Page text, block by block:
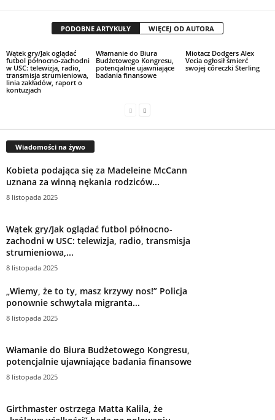
PODOBNE ARTYKUŁY WIĘCEJ OD AUTORA
Wątek gry/Jak oglądać
futbol północno-zachodni
w USC: telewizja, radio,
transmisja strumieniowa,
linia zakładów, raport o
kontuzjach
Włamanie do Biura
Budżetowego Kongresu,
potencjalnie ujawniające
badania finansowe
Miotacz Dodgers Alex
Vecia ogłosił śmierć
swojej córeczki Sterling
Wiadomości na żywo
Kobieta podająca się za Madeleine McCann
uznana za winną nękania rodziców...
8 listopada 2025
Wątek gry/Jak oglądać futbol północno-
zachodni w USC: telewizja, radio, transmisja
strumieniowa,...
8 listopada 2025
„Wiemy, że to ty, masz krzywy nos!” Policja
ponownie schwytała migranta...
8 listopada 2025
Włamanie do Biura Budżetowego Kongresu,
potencjalnie ujawniające badania finansowe
8 listopada 2025
Girthmaster ostrzega Matta Kalila, że ​​